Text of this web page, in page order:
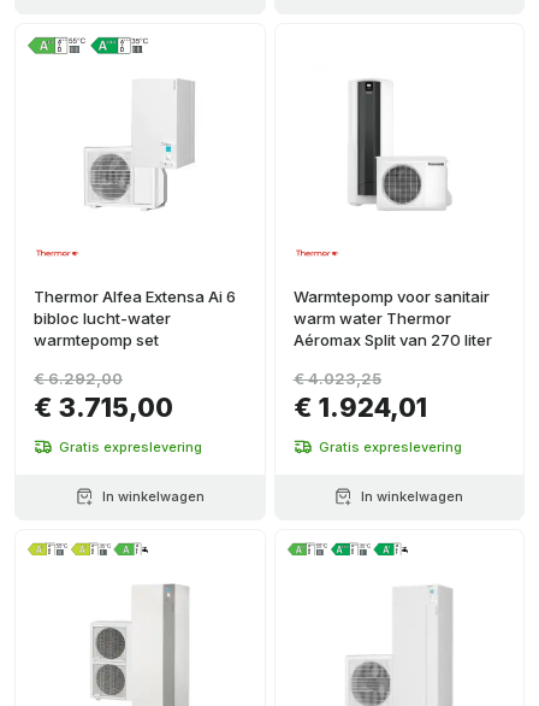
Thermor Alfea Extensa Ai 6
bibloc lucht-water
warmtepomp set
€ 3.715,00
€ 6.292,00
Gratis expreslevering
In winkelwagen
Warmtepomp voor sanitair
warm water Thermor
Aéromax Split van 270 liter
€ 1.924,01
€ 4.023,25
Gratis expreslevering
In winkelwagen